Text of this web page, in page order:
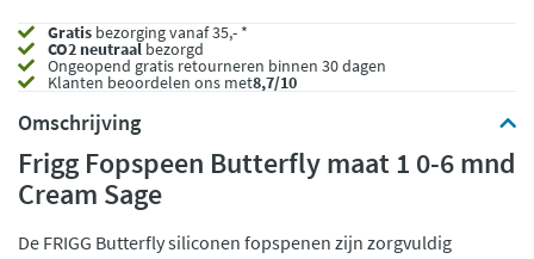
Gratis bezorging vanaf 35,- *
CO2 neutraalbezorgd
Ongeopend gratis retourneren binnen 30 dagen
Klanten beoordelen ons met8,7/10
Omschrijving
Frigg Fopspeen Butterfly maat 1 0-6 mnd
Cream Sage
De FRIGG Butterfly siliconen fopspenen zijn zorgvuldig